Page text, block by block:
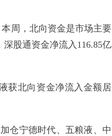
周，北向资金是市场主要
股通资金净流入116.85亿
获北向资金净流入金额居
仓宁德时代、五粮液、中